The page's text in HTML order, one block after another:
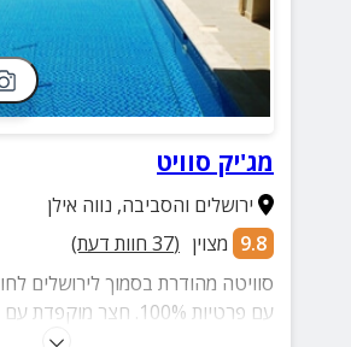
מג'יק סוויט
ירושלים והסביבה, נווה אילן
9.8 מצוין (
37 חוות דעת)
סוויטה מהודרת בסמוך לירושלים
עם פרטיות 100%. חצר
פרטית ומחוממת בימי החורף, נוף